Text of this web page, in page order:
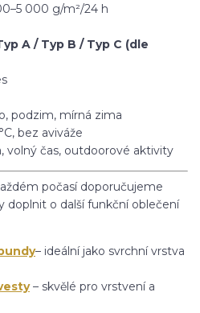
000 g/m²/24 h
A / Typ B / Typ C (dle
podzim, mírná zima
bez aviváže
volný čas, outdoorové aktivity
počasí doporučujeme
doplnit o další funkční oblečení
– ideální jako svrchní vrstva
– skvělé pro vrstvení a